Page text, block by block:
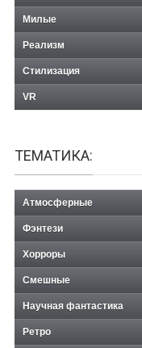
Милые
Реализм
Стилизация
VR
ТЕМАТИКА:
Атмосферные
Фэнтези
Хорроры
Смешные
Научная фантастика
Ретро